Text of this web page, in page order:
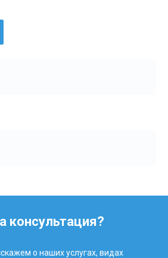
консультация?
о наших услугах, видах